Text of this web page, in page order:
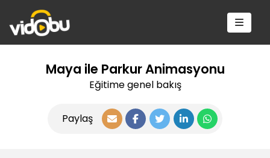
Maya ile Parkur Animasyonu
Eğitime genel bakış
Paylaş